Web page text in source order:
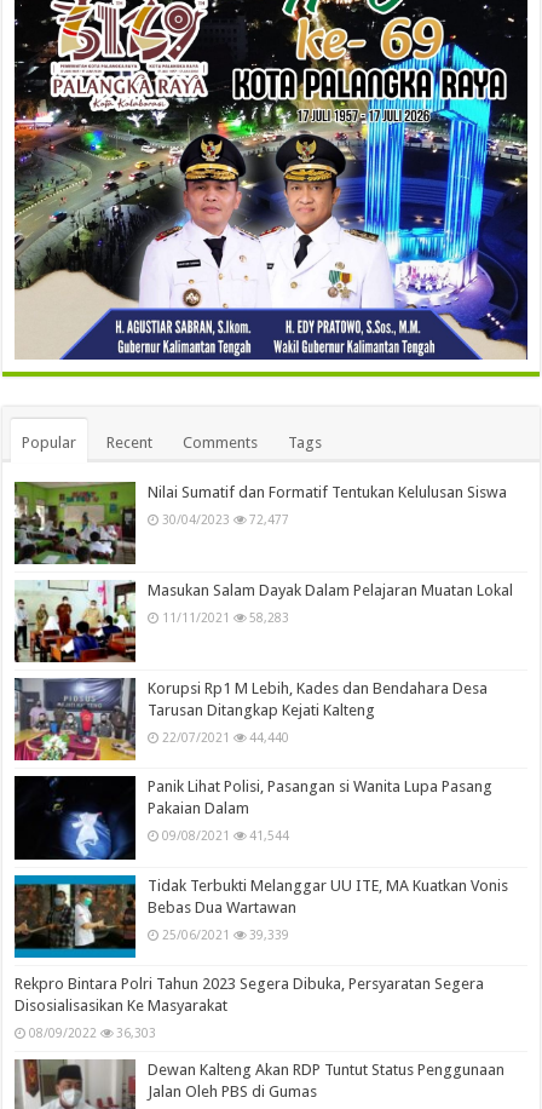
Popular Recent Comments Tags
Nilai Sumatif dan Formatif Tentukan Kelulusan Siswa
30/04/2023 72,477
Masukan Salam Dayak Dalam Pelajaran Muatan Lokal
11/11/2021 58,283
Korupsi Rp1 M Lebih, Kades dan Bendahara Desa
Tarusan Ditangkap Kejati Kalteng
22/07/2021 44,440
Panik Lihat Polisi, Pasangan si Wanita Lupa Pasang
Pakaian Dalam
09/08/2021 41,544
Tidak Terbukti Melanggar UU ITE, MA Kuatkan Vonis
Bebas Dua Wartawan
25/06/2021 39,339
Rekpro Bintara Polri Tahun 2023 Segera Dibuka, Persyaratan Segera
Disosialisasikan Ke Masyarakat
08/09/2022 36,303
Dewan Kalteng Akan RDP Tuntut Status Penggunaan
Jalan Oleh PBS di Gumas